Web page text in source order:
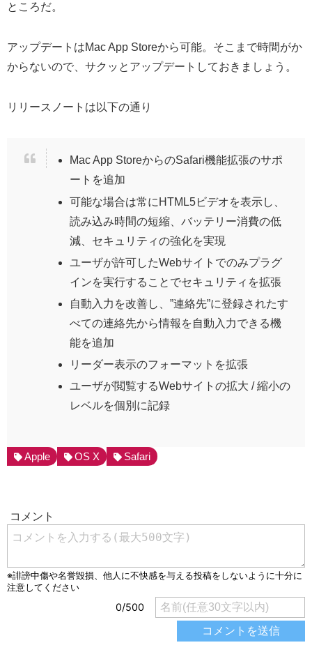
ところだ。
アップデートはMac App Storeから可能。そこまで時間がか
からないので、サクッとアップデートしておきましょう。
リリースノートは以下の通り
Mac App StoreからのSafari機能拡張のサポ
ートを追加
可能な場合は常にHTML5ビデオを表示し、
読み込み時間の短縮、バッテリー消費の低
減、セキュリティの強化を実現
ユーザが許可したWebサイトでのみプラグ
インを実行することでセキュリティを拡張
自動入力を改善し、”連絡先”に登録されたす
べての連絡先から情報を自動入力できる機
能を追加
リーダー表示のフォーマットを拡張
ユーザが閲覧するWebサイトの拡大 / 縮小の
レベルを個別に記録
Apple OS X Safari